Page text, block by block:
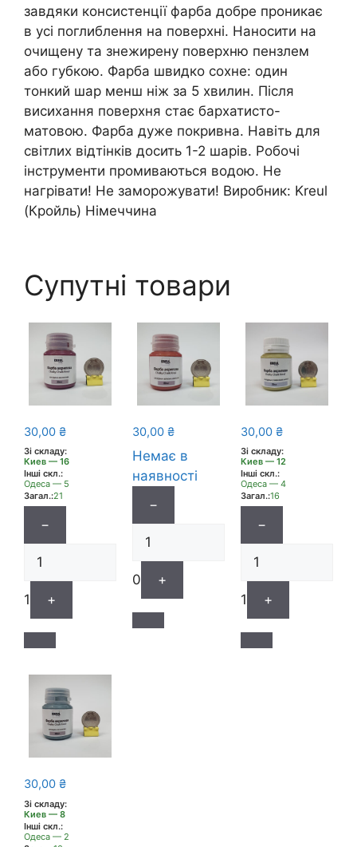
завдяки консистенції фарба добре проникає
в усі поглиблення на поверхні. Наносити на
очищену та знежирену поверхню пензлем
або губкою. Фарба швидко сохне: один
тонкий шар менш ніж за 5 хвилин. Після
висихання поверхня стає бархатисто-
матовою. Фарба дуже покривна. Навіть для
світлих відтінків досить 1-2 шарів. Робочі
інструменти промиваються водою. Не
нагрівати! Не заморожувати! Виробник: Kreul
(Кройль) Німеччина
Супутні товари
30,00 ₴
Зі складу:
Киев — 16
Інші скл.:
Одеса — 5
Загал.:21
−
1 +
30,00 ₴
Немає в
наявності
−
0 +
30,00 ₴
Зі складу:
Киев — 12
Інші скл.:
Одеса — 4
Загал.:16
−
1 +
30,00 ₴
Зі складу:
Киев — 8
Інші скл.:
Одеса — 2